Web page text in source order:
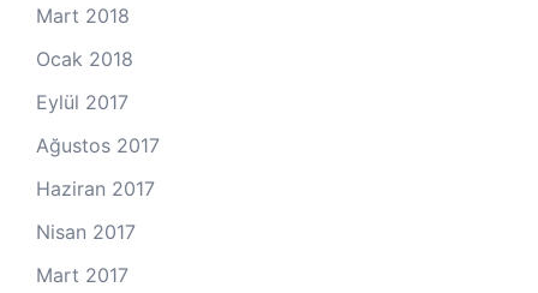
Mart 2018
Ocak 2018
Eylül 2017
Ağustos 2017
Haziran 2017
Nisan 2017
Mart 2017